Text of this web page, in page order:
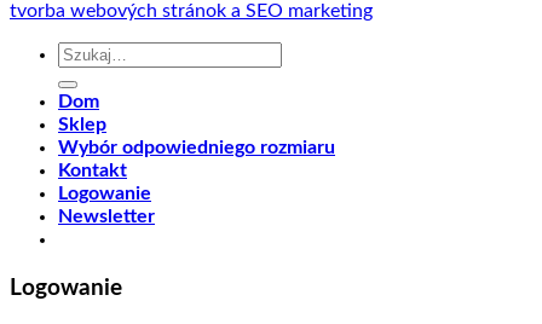
tvorba webových stránok a SEO marketing
Szukaj:
Dom
Sklep
Wybór odpowiedniego rozmiaru
Kontakt
Logowanie
Newsletter
Logowanie